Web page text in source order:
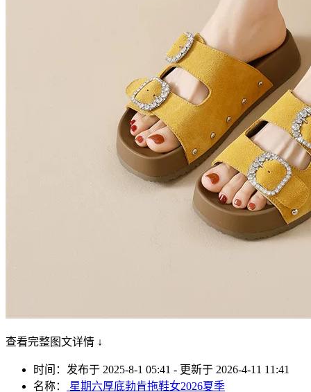
查看完整图文详情 ↓
时间：发布于 2025-8-1 05:41 - 更新于 2026-4-11 11:41
名称：
星期六厚底勃肯拖鞋女2026夏季